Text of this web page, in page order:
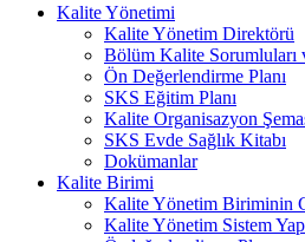
Kalite Yönetimi
Kalite Yönetim Direktörü
Bölüm Kalite Sorumluları
Ön Değerlendirme Planı
SKS Eğitim Planı
Kalite Organisazyon
SKS Evde Sağlık Kitabı
Dokümanlar
Kalite Birimi
Kalite Yönetim Biriminin
Kalite Yönetim Sistem